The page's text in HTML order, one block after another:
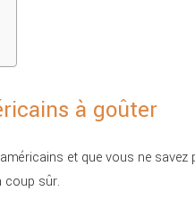
à goûter
et que vous ne
coup sûr.